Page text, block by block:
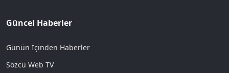
Güncel Haberler
Günün İçinden Haberler
Sözcü Web TV